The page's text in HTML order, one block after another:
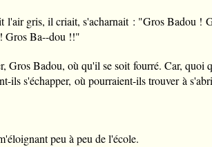
l'air gris, il criait, s'acharnait : "Gros Badou !
Gros Ba--dou !!"
Gros Badou, où qu'il se soit fourré. Car, quoi
ils s'échapper, où pourraient-ils trouver à
peu à peu de l'école.